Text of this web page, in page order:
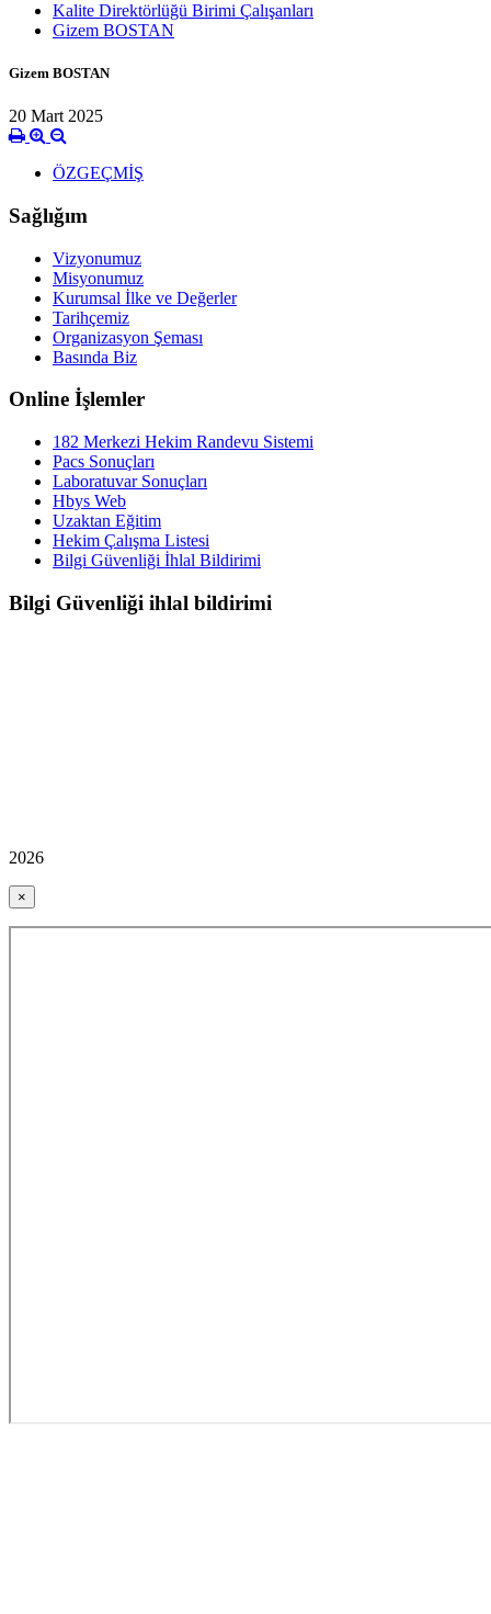
Kalite Direktörlüğü Birimi Çalışanları
Gizem BOSTAN
Gizem BOSTAN
20 Mart 2025
ÖZGEÇMİŞ
Sağlığım
Vizyonumuz
Misyonumuz
Kurumsal İlke ve Değerler
Tarihçemiz
Organizasyon Şeması
Basında Biz
Online İşlemler
182 Merkezi Hekim Randevu Sistemi
Pacs Sonuçları
Laboratuvar Sonuçları
Hbys Web
Uzaktan Eğitim
Hekim Çalışma Listesi
Bilgi Güvenliği İhlal Bildirimi
Bilgi Güvenliği ihlal bildirimi
2026
×